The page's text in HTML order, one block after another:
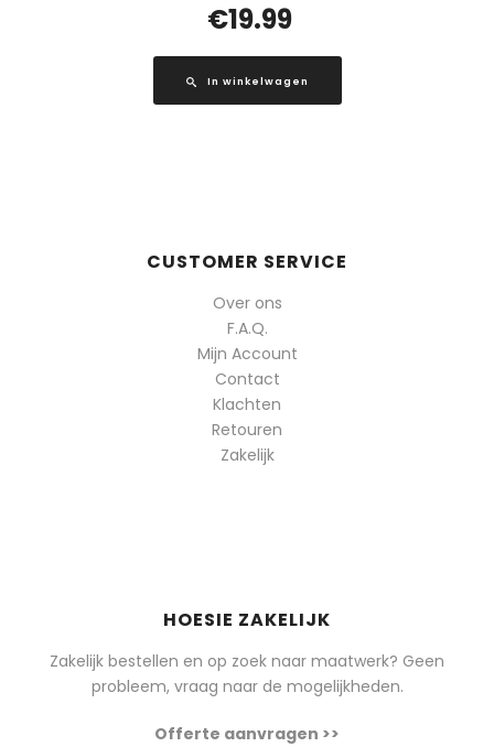
€19.99
In winkelwagen
CUSTOMER SERVICE
Over ons
F.A.Q.
Mijn Account
Contact
Klachten
Retouren
Zakelijk
HOESIE ZAKELIJK
Zakelijk bestellen en op zoek naar maatwerk? Geen
probleem, vraag naar de mogelijkheden.
Offerte aanvragen >>